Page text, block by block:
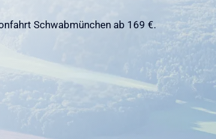
Schwabmünchen ab 169 €.